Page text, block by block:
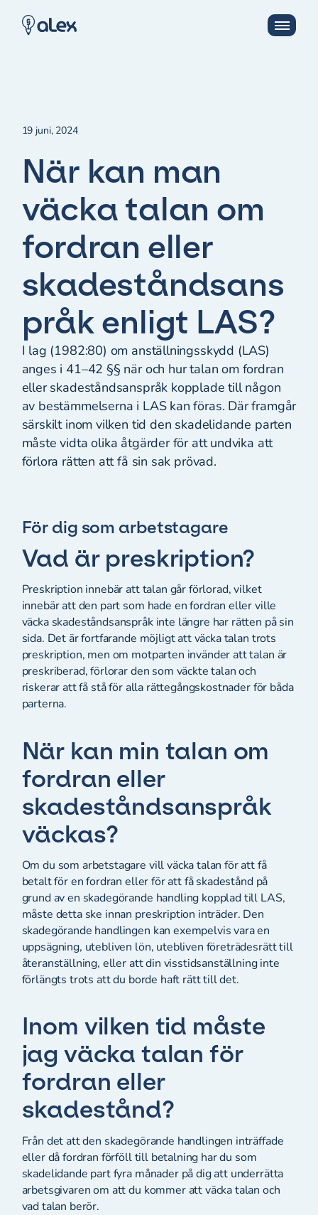
19 juni, 2024
När kan man
väcka talan om
fordran eller
skadeståndsans
pråk enligt LAS?
I lag (1982:80) om anställningsskydd (LAS)
anges i 41–42 §§ när och hur talan om fordran
eller skadeståndsanspråk kopplade till någon
av bestämmelserna i LAS kan föras. Där framgår
särskilt inom vilken tid den skadelidande parten
måste vidta olika åtgärder för att undvika att
förlora rätten att få sin sak prövad.
För dig som arbetstagare
Vad är preskription?
Preskription innebär att talan går förlorad, vilket
innebär att den part som hade en fordran eller ville
väcka skadeståndsanspråk inte längre har rätten på sin
sida. Det är fortfarande möjligt att väcka talan trots
preskription, men om motparten invänder att talan är
preskriberad, förlorar den som väckte talan och
riskerar att få stå för alla rättegångskostnader för båda
parterna.
När kan min talan om
fordran eller
skadeståndsanspråk
väckas?
Om du som arbetstagare vill väcka talan för att få
betalt för en fordran eller för att få skadestånd på
grund av en skadegörande handling kopplad till LAS,
måste detta ske innan preskription inträder. Den
skadegörande handlingen kan exempelvis vara en
uppsägning, utebliven lön, utebliven företrädesrätt till
återanställning, eller att din visstidsanställning inte
förlängts trots att du borde haft rätt till det.
Inom vilken tid måste
jag väcka talan för
fordran eller
skadestånd?
Från det att den skadegörande handlingen inträffade
eller då fordran förföll till betalning har du som
skadelidande part fyra månader på dig att underrätta
arbetsgivaren om att du kommer att väcka talan och
vad talan berör.